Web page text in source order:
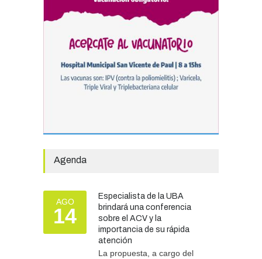
el sector mantiene la
preocupación por la crisis
Chascomús incorporó una
prevención ante eventos
calefacción para el reinicio
de las clases tras una obra
de emergencia financiada
por la Municipalidad
EDUCACIÓN
Agenda
AGO
14
Especialista de la UBA
brindará una conferencia
sobre el ACV y la
importancia de su rápida
atención
La propuesta, a cargo del